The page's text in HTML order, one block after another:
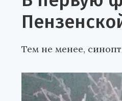
Тем не менее,